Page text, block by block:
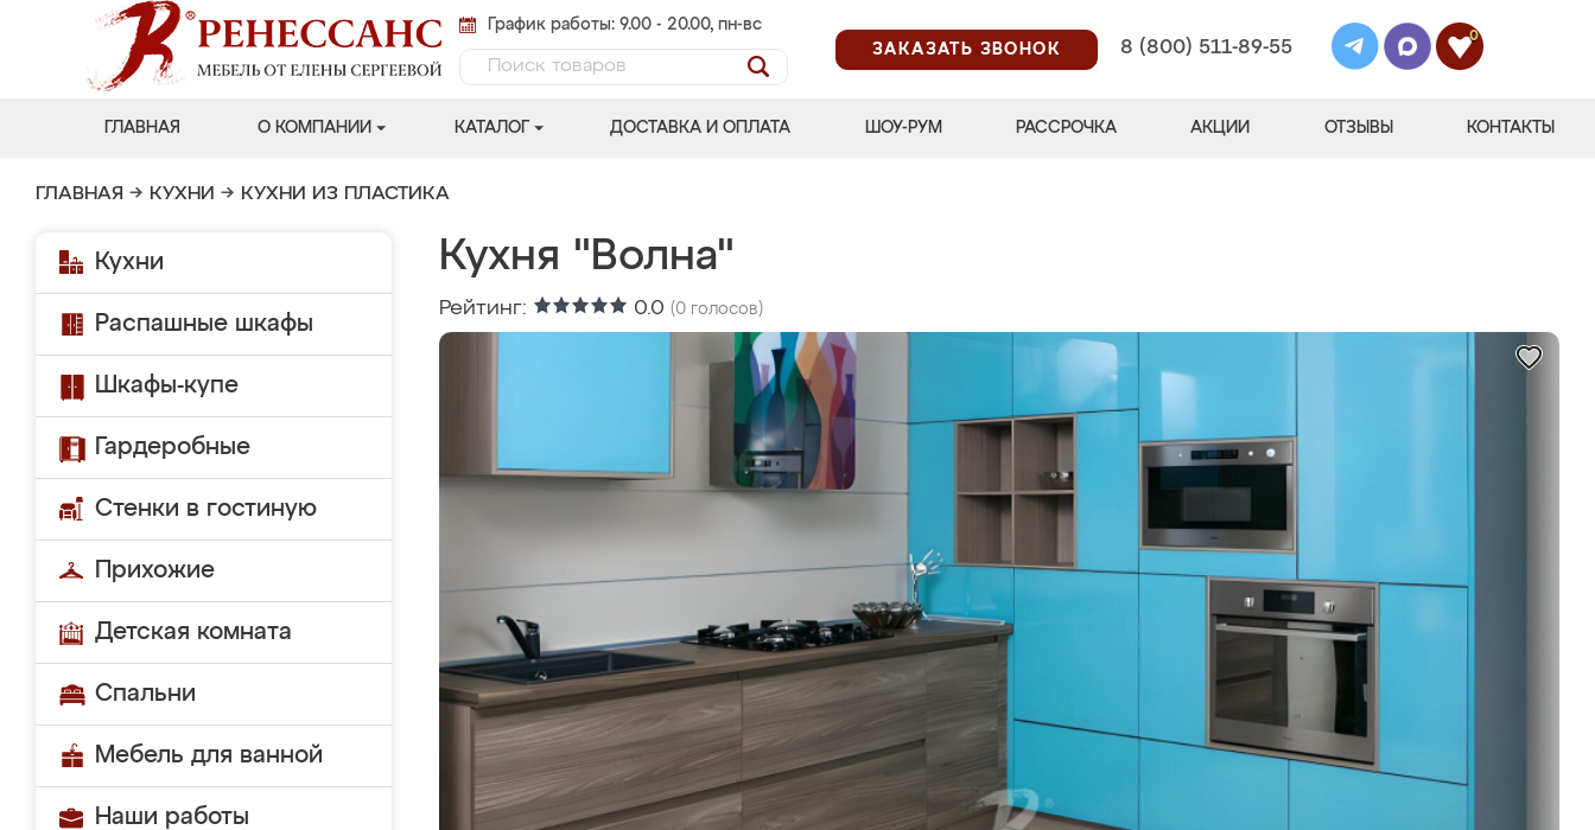
График работы: 9.00 - 20.00, пн-вс
ЗАКАЗАТЬ ЗВОНОК
8 (800) 511-89-55
0
ГЛАВНАЯ О КОМПАНИИ КАТАЛОГ ДОСТАВКА И ОПЛАТА ШОУ-РУМ РАССРОЧКА АКЦИИ ОТЗЫВЫ КОНТАКТЫ
ГЛАВНАЯ → КУХНИ → КУХНИ ИЗ ПЛАСТИКА
Кухни
Распашные шкафы
Шкафы-купе
Гардеробные
Стенки в гостиную
Прихожие
Детская комната
Спальни
Мебель для ванной
Наши работы
Кухня "Волна"
Рейтинг: 0.0 (0 голосов)